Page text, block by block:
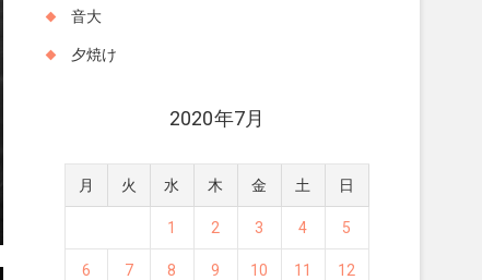
音大
夕焼け
2020年7月
月 火 水 木 金 土 日
1 2 3 4 5
6 7 8 9 10 11 12